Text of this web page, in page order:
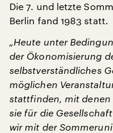
Die 7. und letzte
Berlin fand 1983 statt.
„Heute unter
der Ökonomisierung
selbstverständliches
möglichen
stattfinden, mit denen
sie für die
wir mit der